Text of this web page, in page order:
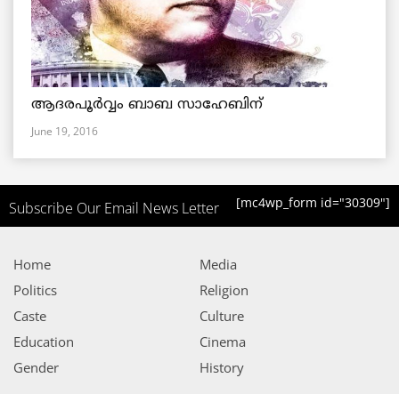
ആദരപൂര്‍വ്വം ബാബ സാഹേബിന്
June 19, 2016
Subscribe Our Email News Letter [mc4wp_form id="30309"]
Home
Politics
Caste
Education
Gender
Media
Religion
Culture
Cinema
History